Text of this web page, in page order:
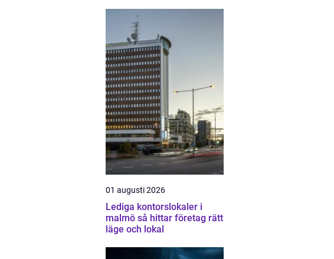
01 augusti 2026
Lediga kontorslokaler i
malmö så hittar företag rätt
läge och lokal